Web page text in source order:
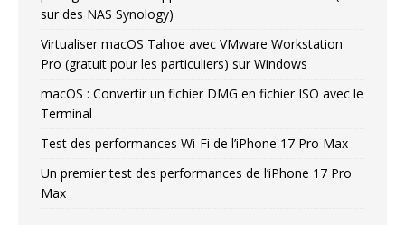
sur des NAS Synology)
Virtualiser macOS Tahoe avec VMware Workstation
Pro (gratuit pour les particuliers) sur Windows
macOS : Convertir un fichier DMG en fichier ISO avec le
Terminal
Test des performances Wi-Fi de l’iPhone 17 Pro Max
Un premier test des performances de l’iPhone 17 Pro
Max